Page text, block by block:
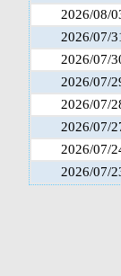
2026/08/
2026/07/
2026/07/
2026/07/
2026/07/
2026/07/
2026/07/
2026/07/